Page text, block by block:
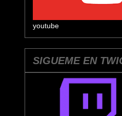
youtube
SIGUEME EN